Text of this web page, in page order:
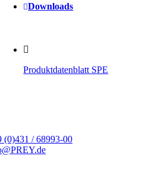
Downloads
Produktdatenblatt SPE
(0)431 / 68993-00